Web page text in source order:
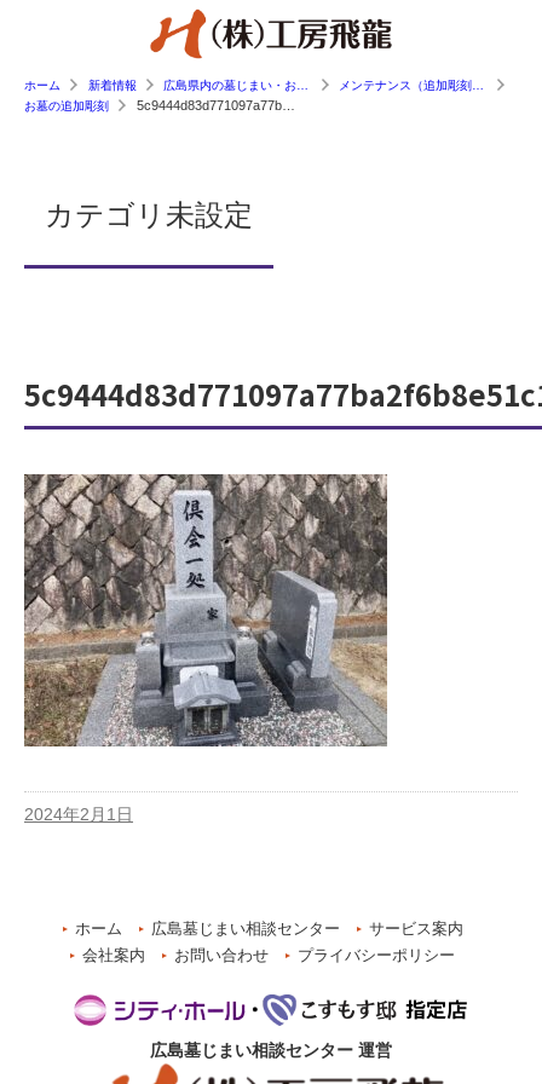
ホーム 新着情報
お墓の追加彫刻
5c9444d83d771097a77ba2f6b8e51c14
カテゴリ未設定
2024年2月1日
ホーム 広島墓じまい相談センター
サービス案内
会社案内
お問い合わせ プライバシーポリシー
広島墓じまい相談センター 運営